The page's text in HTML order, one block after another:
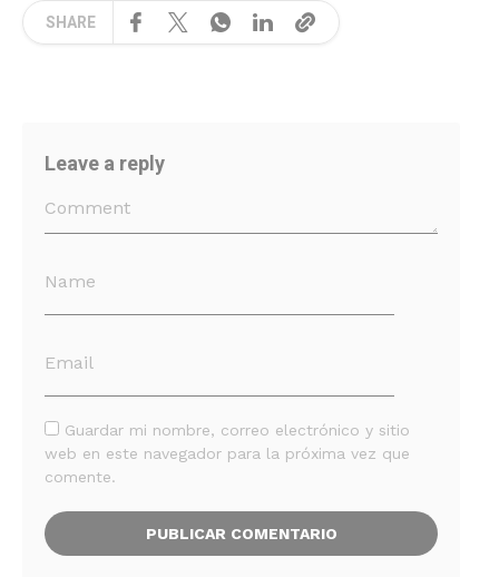
SHARE
Leave a reply
Guardar mi nombre, correo electrónico y sitio
web en este navegador para la próxima vez que
comente.